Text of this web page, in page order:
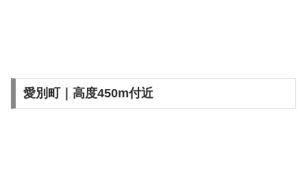
愛別町｜高度450m付近